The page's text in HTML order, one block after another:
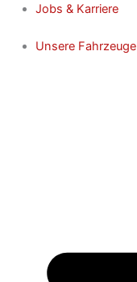
Jobs & Karriere
Unsere Fahrzeuge